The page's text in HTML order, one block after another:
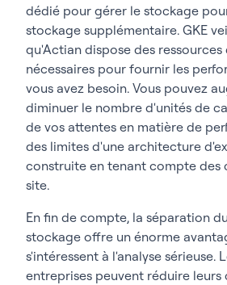
dédié pour gérer le stockage
stockage supplémentaire. GKE
qu'Actian dispose des ressources
nécessaires pour fournir les
vous avez besoin. Vous pouvez
diminuer le nombre d'unités de
de vos attentes en matière de
des limites d'une architecture
construite en tenant compte des
site.
En fin de compte, la séparation
stockage offre un énorme
s'intéressent à l'analyse sérieuse.
entreprises peuvent réduire leurs